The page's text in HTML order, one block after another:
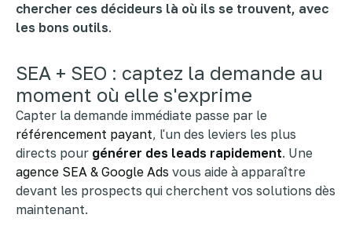
chercher ces décideurs là où ils se trouvent, avec
les bons outils.
SEA + SEO : captez la demande au
moment où elle s'exprime
Capter la demande immédiate passe par le
référencement payant, l'un des leviers les plus
directs pour générer des leads rapidement. Une
agence SEA & Google Ads vous aide à apparaître
devant les prospects qui cherchent vos solutions dès
maintenant.